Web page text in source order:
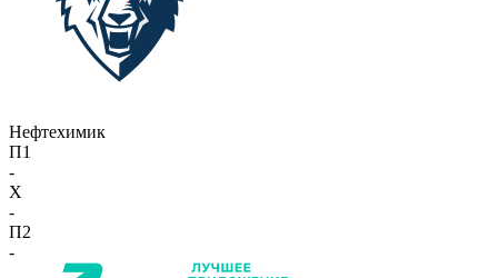
Нефтехимик
П1
-
X
-
П2
-